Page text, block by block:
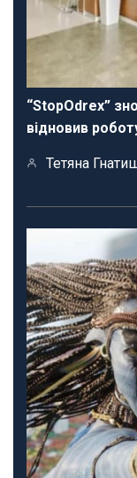
“StopOdrex”
відновив
Тетяна